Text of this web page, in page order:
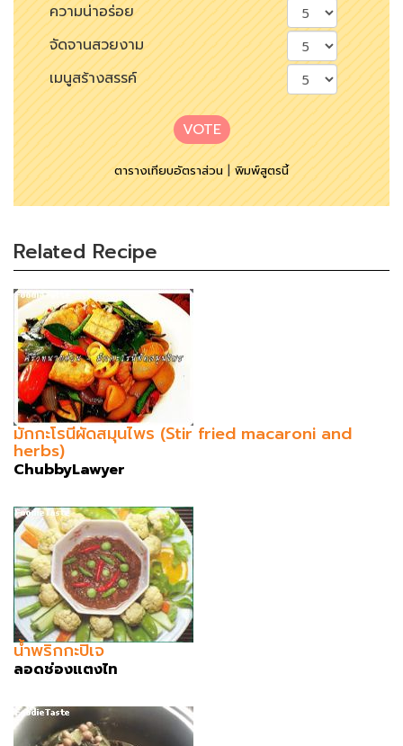
ความน่าอร่อย
จัดจานสวยงาม
เมนูสร้างสรรค์
VOTE
ตารางเทียบอัตราส่วน|พิมพ์สูตรนี้
Related Recipe
มักกะโรนีผัดสมุนไพร (Stir fried macaroni and
herbs)
ChubbyLawyer
น้ำพริกกะปิเจ
ลอดช่องแตงไท